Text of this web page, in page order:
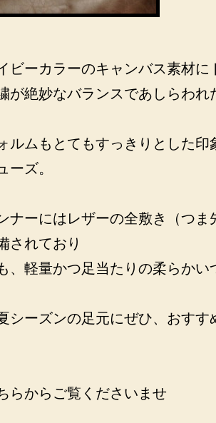
ビーカラーのキャンバス素材
が絶妙なバランスであしらわ
ルムもとてもすっきりとした印
ーズ。
ナーにはレザーの全敷き（つ
されており
、軽量かつ足当たりの柔らか
シーズンの足元にぜひ、おすす
らからご覧くださいませ